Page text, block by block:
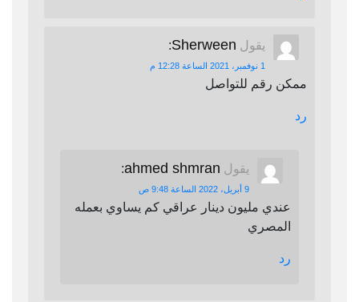
يقول Sherween
:
1 نوفمبر، 2021 الساعة 12:28 م
ممكن رقم للتواصل
رد
يقول ahmed shmran
:
9 أبريل، 2022 الساعة 9:48 ص
عندي مليون دينار عراقي كم يساوي بعمله
المصري
رد